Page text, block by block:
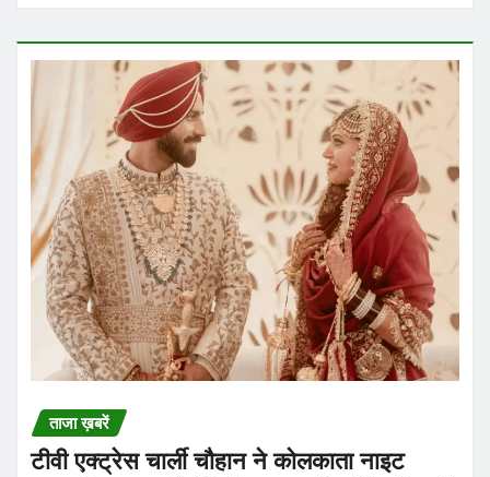
ताजा ख़बरें
टीवी एक्ट्रेस चार्ली चौहान ने कोलकाता नाइट